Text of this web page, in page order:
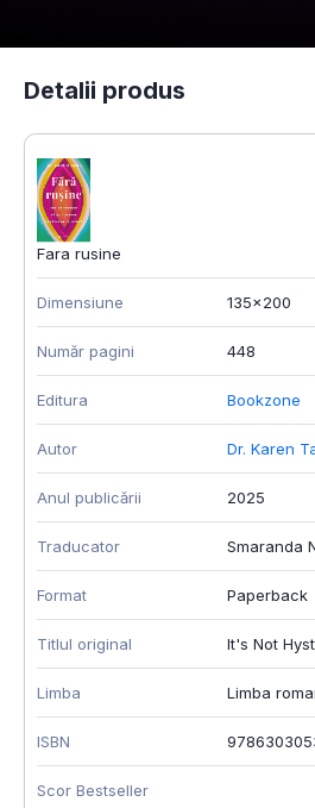
Detalii produs
Fara rusine
Dimensiune 135x200
Număr pagini 448
Editura Bookzone
Autor Dr. Karen
Anul publicării 2025
Traducator Smaranda
Format Paperback
Titlul original It's Not
Limba Limba
ISBN
Scor Bestseller